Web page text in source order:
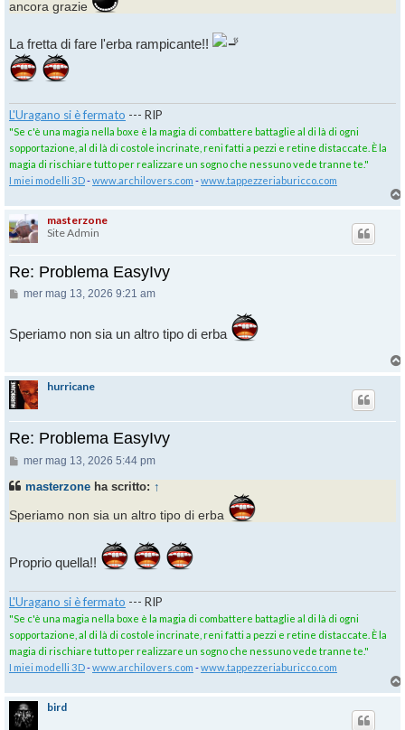
ancora grazie
La fretta di fare l'erba rampicante!!
L'Uragano si è fermato --- RIP
"Se c'è una magia nella boxe è la magia di combattere battaglie al di là di ogni
sopportazione, al di là di costole incrinate, reni fatti a pezzi e retine distaccate. È la
magia di rischiare tutto per realizzare un sogno che nessuno vede tranne te."
I miei modelli 3D-www.archilovers.com -www.tappezzeriaburicco.com
masterzone
Site Admin
Re: Problema EasyIvy
Messaggio
mer mag 13, 2026 9:21 am
Speriamo non sia un altro tipo di erba
hurricane
Re: Problema EasyIvy
Messaggio
mer mag 13, 2026 5:44 pm
masterzone ha scritto: ↑
Speriamo non sia un altro tipo di erba
Proprio quella!!
L'Uragano si è fermato --- RIP
"Se c'è una magia nella boxe è la magia di combattere battaglie al di là di ogni
sopportazione, al di là di costole incrinate, reni fatti a pezzi e retine distaccate. È la
magia di rischiare tutto per realizzare un sogno che nessuno vede tranne te."
I miei modelli 3D-www.archilovers.com -www.tappezzeriaburicco.com
bird